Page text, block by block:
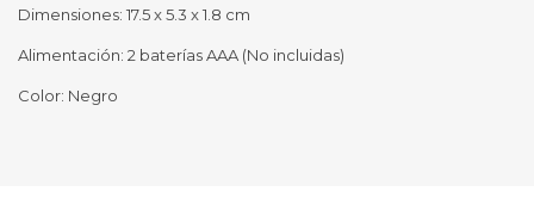
Dimensiones: 17.5 x 5.3 x 1.8 cm
Alimentación: 2 baterías AAA (No incluidas)
Color: Negro